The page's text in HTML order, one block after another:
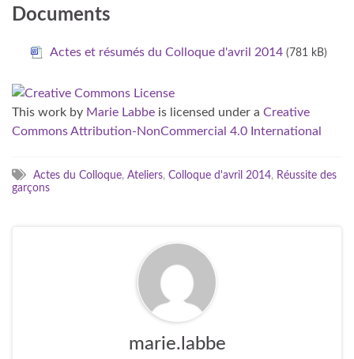
Documents
Actes et résumés du Colloque d'avril 2014 (781 kB)
This work by Marie Labbe is licensed under a Creative
Commons Attribution-NonCommercial 4.0 International
Actes du Colloque, Ateliers, Colloque d'avril 2014, Réussite des
garçons
marie.labbe